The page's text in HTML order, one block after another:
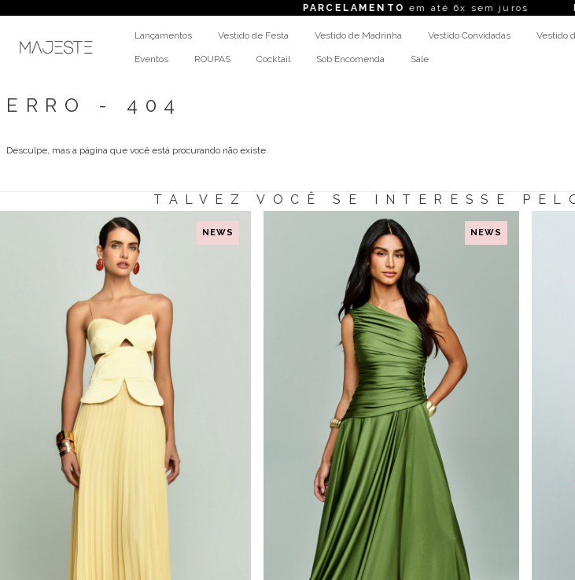
PARCELAMENTOem até 6x sem juros
Lançamentos Vestido de Festa Vestido de Madrinha Vestido Convidadas Vestido
Eventos ROUPAS Cocktail Sob Encomenda Sale
ERRO - 404
Desculpe, mas a página que você está procurando não existe.
TALVEZ VOCÊ SE INTERESSE
NEWS NEWS